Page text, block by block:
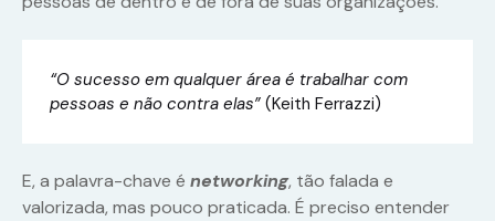
“O sucesso em qualquer área é trabalhar com
pessoas e não contra elas” (Keith Ferrazzi)
E, a palavra-chave é networking, tão falada e
valorizada, mas pouco praticada. É preciso entender